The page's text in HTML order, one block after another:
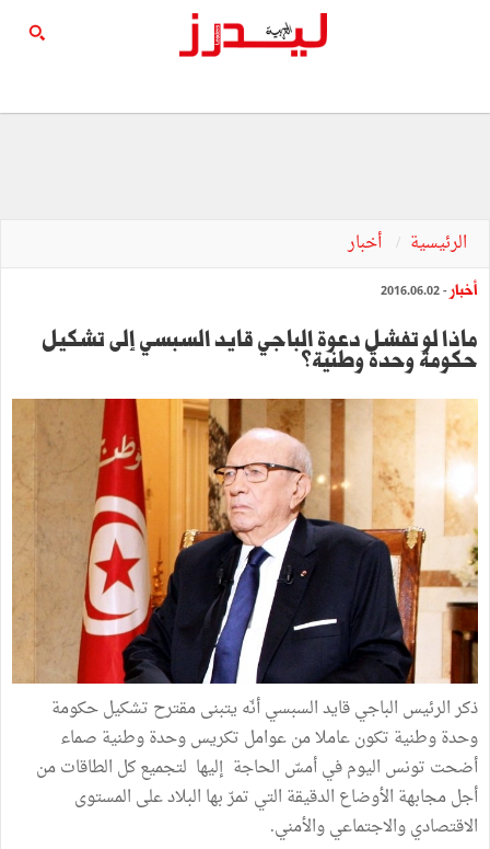
الرئيسية أخبار
أخبار - 2016.06.02
ماذا لو تفشل دعوة الباجي قايد السبسي إلى تشكيل
حكومة وحدة وطنية؟
ذكر الرئيس الباجي قايد السبسي أنّه يتبنى مقترح تشكيل حكومة
وحدة وطنية تكون عاملا من عوامل تكريس وحدة وطنية صماء
أضحت تونس اليوم في أمسّ الحاجة إليها لتجميع كل الطاقات من
أجل مجابهة الأوضاع الدقيقة التي تمرّ بها البلاد على المستوى
الاقتصادي والاجتماعي والأمني.